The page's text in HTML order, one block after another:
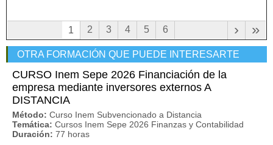
1 2 3 4 5 6 »
›
OTRA FORMACIÓN QUE PUEDE INTERESARTE
CURSO Inem Sepe 2026 Financiación de la
empresa mediante inversores externos A
DISTANCIA
Método: Curso Inem Subvencionado a Distancia
Temática: Cursos Inem Sepe 2026 Finanzas y Contabilidad
Duración: 77 horas